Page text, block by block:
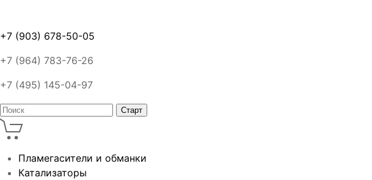
+7 (903) 678-50-05
+7 (964) 783-76-26
+7 (495) 145-04-97
Пламегасители и обманки
Катализаторы